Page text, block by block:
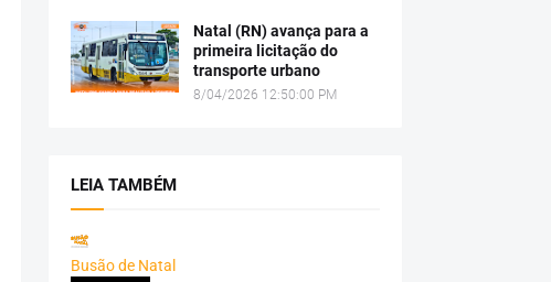
Natal (RN) avança para a
primeira licitação do
transporte urbano
8/04/2026 12:50:00 PM
LEIA TAMBÉM
Busão de Natal